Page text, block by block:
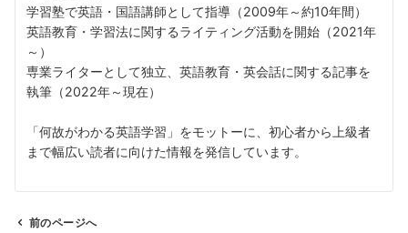
学習塾で英語・国語講師として指導（2009年～約10年間）
英語教育・学習法に関するライティング活動を開始（2021年
～）
専業ライターとして独立、英語教育・英会話に関する記事を
執筆（2022年～現在）
「何故がわかる英語学習」をモットーに、初心者から上級者
まで幅広い読者に向けた情報を発信しています。
前のページへ